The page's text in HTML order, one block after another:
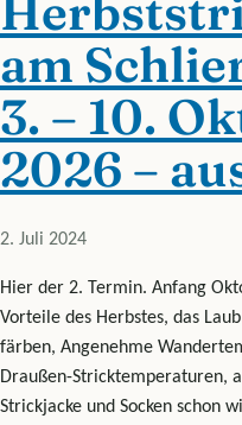
am
3. – 10.
2026 –
2. Juli 2024
Hier der 2. Termin. Anfang
Vorteile des Herbstes, das
färben, Angenehme
Draußen-Stricktemperaturen,
Strickjacke und Socken schon